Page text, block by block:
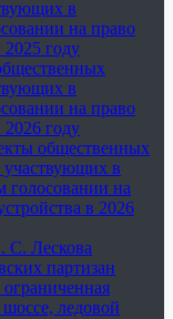
в
на право
2025 году
в
на право
2026 году
общественных
участвующих в
голосовании на
в 2026
С. Лескова
партизан
ледовой